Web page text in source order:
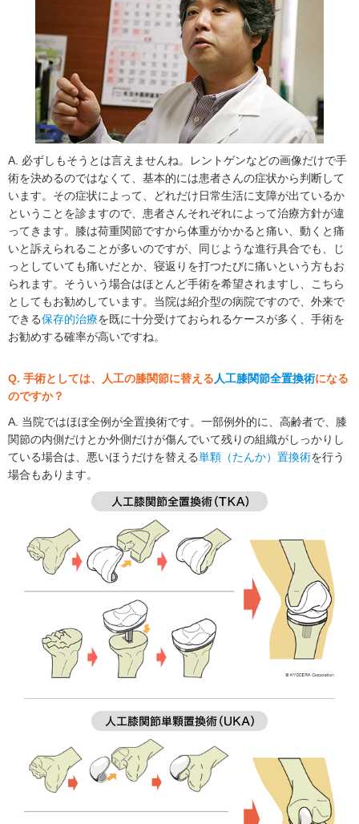
A. 必ずしもそうとは言えませんね。レントゲンなどの画像だけで手
術を決めるのではなくて、基本的には患者さんの症状から判断して
います。その症状によって、どれだけ日常生活に支障が出ているか
ということを診ますので、患者さんそれぞれによって治療方針が違
ってきます。膝は荷重関節ですから体重がかかると痛い、動くと痛
いと訴えられることが多いのですが、同じような進行具合でも、じ
っとしていても痛いだとか、寝返りを打つたびに痛いという方もお
られます。そういう場合はほとんど手術を希望されますし、こちら
としてもお勧めしています。当院は紹介型の病院ですので、外来で
できる保存的治療を既に十分受けておられるケースが多く、手術を
お勧めする確率が高いですね。
Q. 手術としては、人工の膝関節に替える 人工膝関節全置換術になる
のですか？
A. 当院ではほぼ全例が全置換術です。一部例外的に、高齢者で、膝
関節の内側だけとか外側だけが傷んでいて残りの組織がしっかりし
ている場合は、悪いほうだけを替える単顆（たんか）置換術を行う
場合もあります。